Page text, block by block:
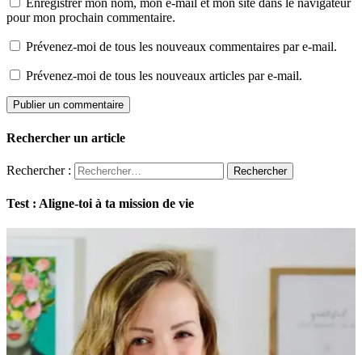
Enregistrer mon nom, mon e-mail et mon site dans le navigateur
pour mon prochain commentaire.
Prévenez-moi de tous les nouveaux commentaires par e-mail.
Prévenez-moi de tous les nouveaux articles par e-mail.
Rechercher un article
Rechercher :
Test : Aligne-toi à ta mission de vie